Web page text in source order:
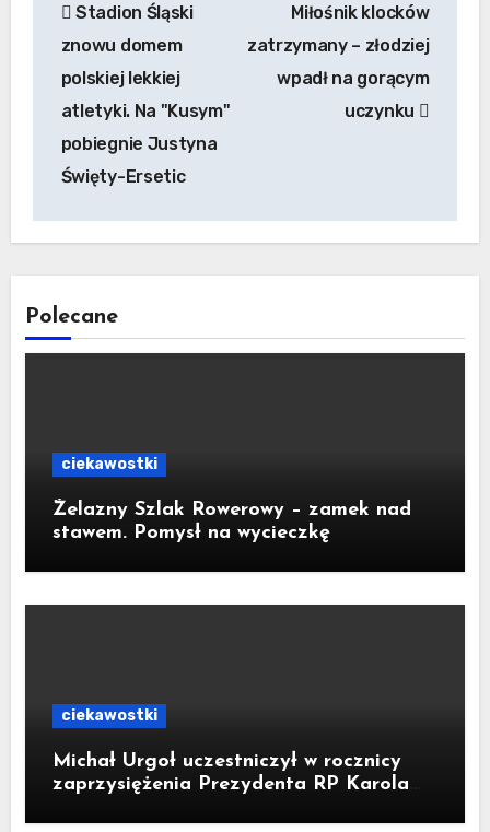
wpisu
Stadion Śląski
znowu domem
polskiej lekkiej
atletyki. Na "Kusym"
pobiegnie Justyna
Święty-Ersetic
Miłośnik klocków
zatrzymany – złodziej
wpadł na gorącym
uczynku
Polecane
ciekawostki
Żelazny Szlak Rowerowy – zamek nad
stawem. Pomysł na wycieczkę
ciekawostki
Michał Urgoł uczestniczył w rocznicy
zaprzysiężenia Prezydenta RP Karola